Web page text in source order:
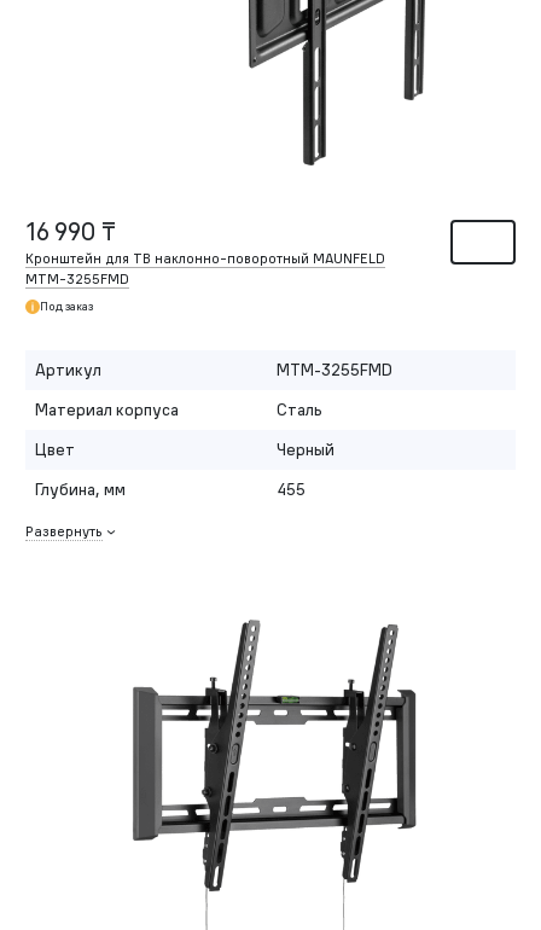
16 990 ₸
Кронштейн для ТВ наклонно-поворотный MAUNFELD
MTM-3255FMD
Под заказ
Артикул
MTM-3255FMD
Материал корпуса
Сталь
Цвет
Черный
Глубина, мм
455
Развернуть